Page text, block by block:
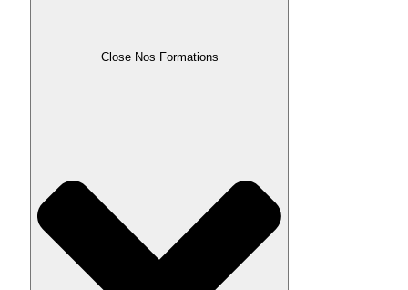
Close Nos Formations